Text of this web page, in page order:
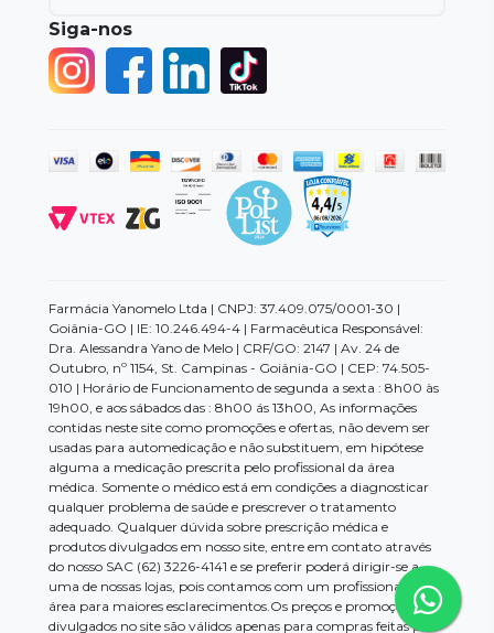
Siga-nos
Farmácia Yanomelo Ltda | CNPJ: 37.409.075/0001-30 |
Goiânia-GO | IE: 10.246.494-4 | Farmacêutica Responsável:
Dra. Alessandra Yano de Melo | CRF/GO: 2147 | Av. 24 de
Outubro, nº 1154, St. Campinas - Goiânia-GO | CEP: 74.505-
010 | Horário de Funcionamento de segunda a sexta : 8h00 às
19h00, e aos sábados das : 8h00 ás 13h00, As informações
contidas neste site como promoções e ofertas, não devem ser
usadas para automedicação e não substituem, em hipótese
alguma a medicação prescrita pelo profissional da área
médica. Somente o médico está em condições a diagnosticar
qualquer problema de saúde e prescrever o tratamento
adequado. Qualquer dúvida sobre prescrição médica e
produtos divulgados em nosso site, entre em contato através
do nosso SAC (62) 3226-4141 e se preferir poderá dirigir-se a
uma de nossas lojas, pois contamos com um profissional da
área para maiores esclarecimentos.Os preços e promoções
divulgados no site são válidos apenas para compras feitas pela